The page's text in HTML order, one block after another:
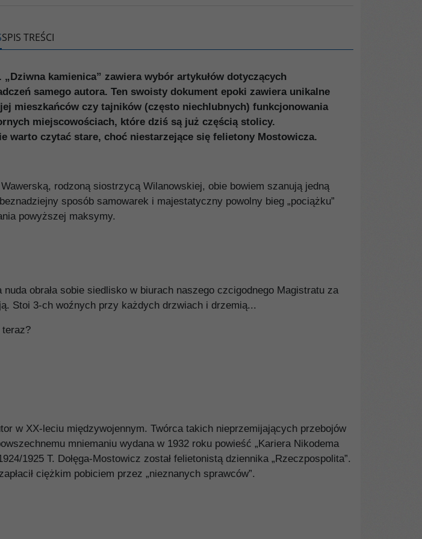
ę
SPIS TREŚCI
kamienica” zawiera wybór artykułów dotyczących
samego autora. Ten swoisty dokument epoki zawiera unikalne
mieszkańców czy tajników (często niechlubnych) funkcjonowania
miejscowościach, które dziś są już częścią stolicy.
warto czytać stare, choć niestarzejące się felietony Mostowicza.
rodzoną siostrzycą Wilanowskiej, obie bowiem szanują jedną
sposób samowarek i majestatyczny powolny bieg „pociążku”
powyższej maksymy.
obrała sobie siedlisko w biurach naszego czcigodnego Magistratu za
Stoi 3-ch woźnych przy każdych drzwiach i drzemią...
teraz?
w XX-leciu międzywojennym. Twórca takich nieprzemijających przebojów
mniemaniu wydana w 1932 roku powieść „Kariera Nikodema
1925 T. Dołęga-Mostowicz został felietonistą dziennika „Rzeczpospolita”.
ciężkim pobiciem przez „nieznanych sprawców”.